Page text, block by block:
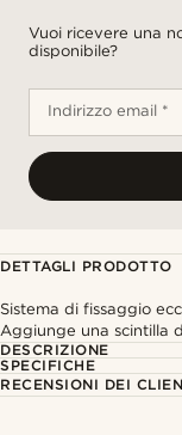
Vuoi ricevere una
disponibile?
Indirizzo email *
DETTAGLI PRODOTTO
Sistema di fissaggio
Aggiunge una scintilla
DESCRIZIONE
SPECIFICHE
RECENSIONI DEI